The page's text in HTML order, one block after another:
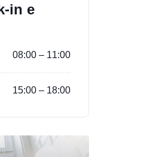
in e
08:00 – 11:00
15:00 – 18:00